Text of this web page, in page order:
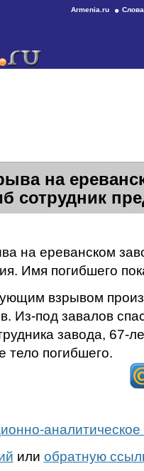
Armenia.ru
на
сотрудник
на ереванском
Имя погибшего
взрывом
Из-под завалов
завода, 67-
тело погибшего.
аналитическое
или обратную